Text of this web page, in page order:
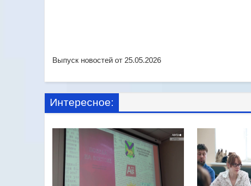
Выпуск новостей от 25.05.2026
Интересное: